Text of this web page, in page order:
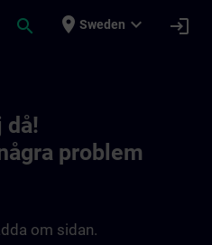
search place Sweden expand_more login
då!
problem
om sidan.